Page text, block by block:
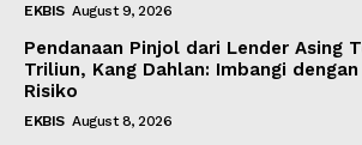
EKBIS August 9, 2026
Pendanaan Pinjol dari Lender Asing
Triliun, Kang Dahlan: Imbangi
Risiko
EKBIS August 8, 2026